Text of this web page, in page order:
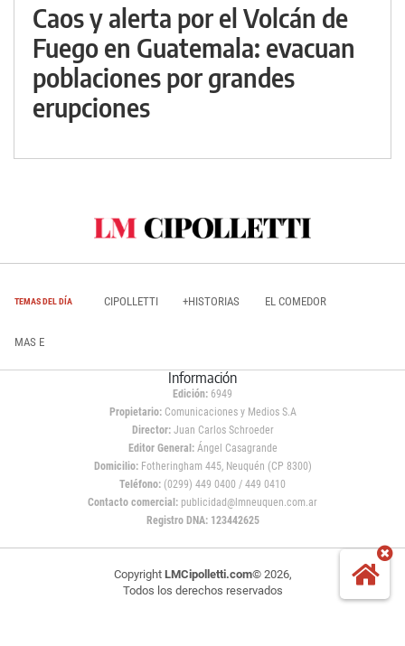
Caos y alerta por el Volcán de
Fuego en Guatemala: evacuan
poblaciones por grandes
erupciones
TEMAS DEL DÍA CIPOLLETTI +HISTORIAS EL COMEDOR
MAS E
Información
Edición: 6949
Propietario:Comunicaciones y Medios S.A
Director: Juan Carlos Schroeder
Editor General:Ángel Casagrande
Domicilio:Fotheringham 445, Neuquén (CP 8300)
Teléfono: (0299) 449 0400 / 449 0410
Contacto comercial: publicidad@lmneuquen.com.ar
Registro DNA: 123442625
Copyright LMCipolletti.com© 2026,
Todos los derechos reservados